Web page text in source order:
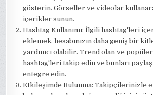
gösterin. Görseller ve videolar
içerikler sunun.
Hashtag Kullanımı: İlgili hashtag'leri
eklemek, hesabınızın daha geniş bir
yardımcı olabilir. Trend olan ve
hashtag'leri takip edin ve bunları
entegre edin.
Etkileşimde Bulunma: Takipçilerinizle